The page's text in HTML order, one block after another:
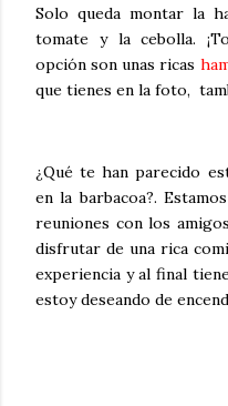
Solo queda montar la
tomate y la cebolla.
opción son unas ricas
que tienes en la foto,
¿Qué te han parecido
en la barbacoa?.
reuniones con los
disfrutar de una rica
experiencia y al final
estoy deseando de